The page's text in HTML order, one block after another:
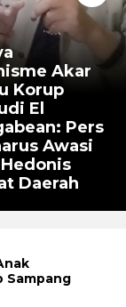
Akar
Korup
El
Pers
Awasi
Daerah
Sampang